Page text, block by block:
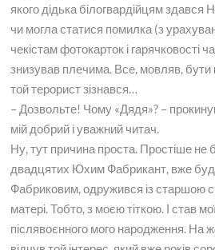
якого дідька білогвардійцям
чи могла статися помилка (з
чекістам фотокарток і гарячковості
знизував плечима. Все, мовляв, бути
той терорист зізнався…
– Дозвольте! Чому «Дядя»? –
мій добрий і уважний читач.
Ну, тут причина проста. Простіше не
двадцятих Юхим Фабрикант, вже
Фабриковим, одружився із старшою
матері. Тобто, з моєю тіткою. І став
післявоєнного мого народження. На